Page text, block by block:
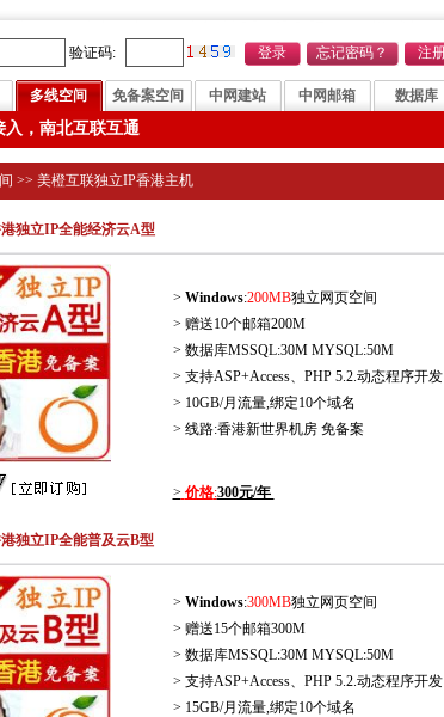
验证码:
多线空间 免备案空间 中网建站 中网邮箱 数据库
入，南北互联互通
>> 美橙互联独立IP香港主机
独立IP全能经济云A型
> Windows:200MB独立网页空间
> 赠送10个邮箱200M
> 数据库MSSQL:30M MYSQL:50M
> 支持ASP+Access、PHP 5.2.动态程序开发
> 10GB/月流量,绑定10个域名
> 线路:香港新世界机房 免备案
> 价格:300元/年
独立IP全能普及云B型
> Windows:300MB独立网页空间
> 赠送15个邮箱300M
> 数据库MSSQL:30M MYSQL:50M
> 支持ASP+Access、PHP 5.2.动态程序开发
> 15GB/月流量,绑定10个域名